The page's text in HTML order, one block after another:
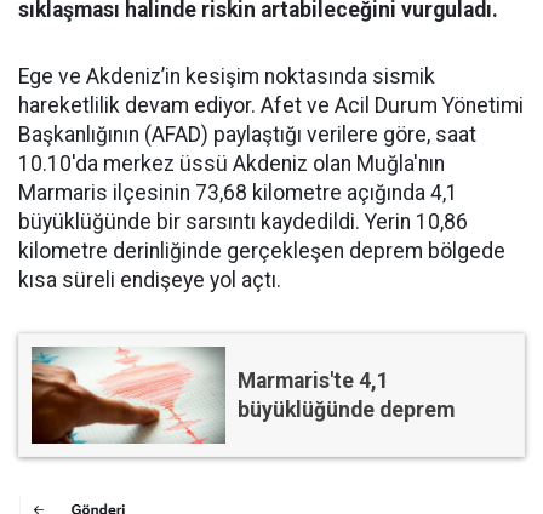
sıklaşması halinde riskin artabileceğini vurguladı.
Ege ve Akdeniz’in kesişim noktasında sismik
hareketlilik devam ediyor. Afet ve Acil Durum Yönetimi
Başkanlığının (AFAD) paylaştığı verilere göre, saat
10.10'da merkez üssü Akdeniz olan Muğla'nın
Marmaris ilçesinin 73,68 kilometre açığında 4,1
büyüklüğünde bir sarsıntı kaydedildi. Yerin 10,86
kilometre derinliğinde gerçekleşen deprem bölgede
kısa süreli endişeye yol açtı.
Marmaris'te 4,1
büyüklüğünde deprem